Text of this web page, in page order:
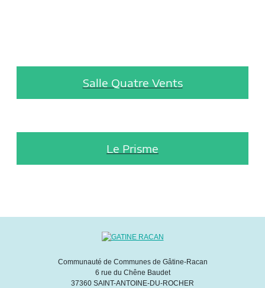
Salle Quatre Vents
Le Prisme
Communauté de Communes de Gâtine-Racan
6 rue du Chêne Baudet
37360 SAINT-ANTOINE-DU-ROCHER